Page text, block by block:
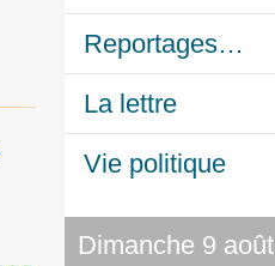
Reportages…
La lettre
Vie politique
Dimanche 9 août